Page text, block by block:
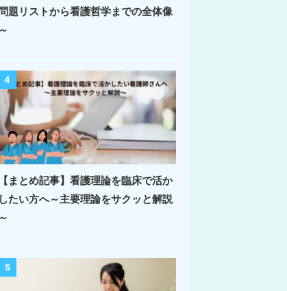
題リストから看護哲学までの全体像
～
4
【まとめ記事】看護理論を臨床で活か
したい方へ～主要理論をサクッと解説
～
5